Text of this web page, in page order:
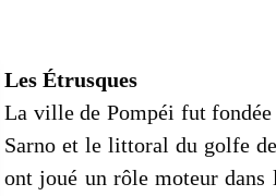
Les Étrusques
La ville de Pompéi fut
Sarno et le littoral du golfe
ont joué un rôle moteur